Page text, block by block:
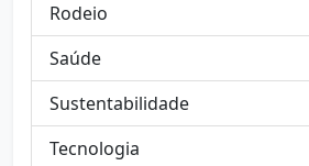
Rodeio
Saúde
Sustentabilidade
Tecnologia